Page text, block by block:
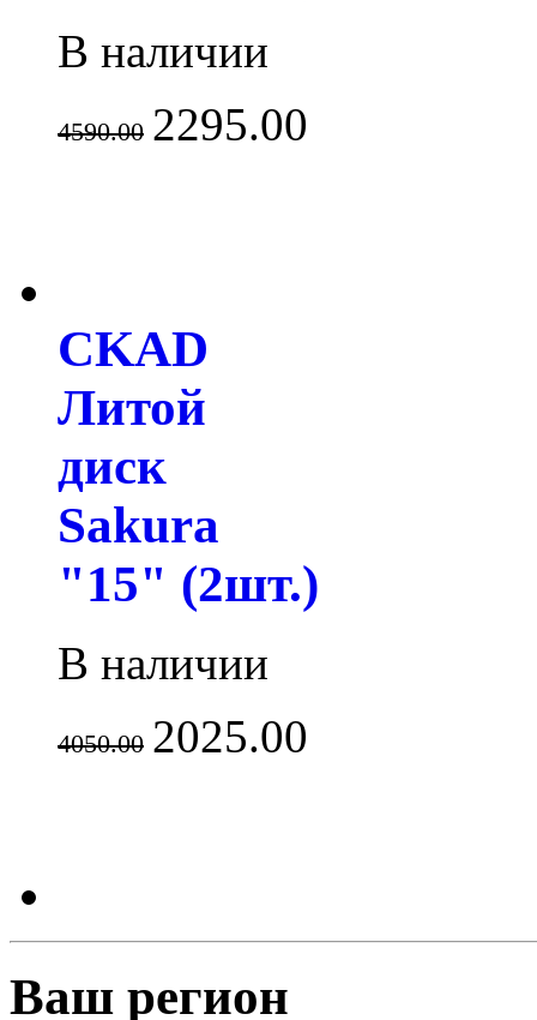
В наличии
4590.00 2295.00
CKAD
Литой
диск
Sakura
"15" (2шт.)
В наличии
4050.00 2025.00
Ваш регион